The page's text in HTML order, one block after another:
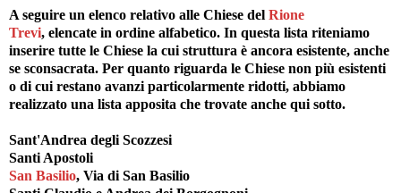
A seguire un elenco relativo alle Chiese del Rione
Trevi, elencate in ordine alfabetico. In questa lista riteniamo
inserire tutte le Chiese la cui struttura è ancora esistente, anche
se sconsacrata. Per quanto riguarda le Chiese non più esistenti
o di cui restano avanzi particolarmente ridotti, abbiamo
realizzato una lista apposita che trovate anche qui sotto.
Sant'Andrea degli Scozzesi
Santi Apostoli
San Basilio, Via di San Basilio